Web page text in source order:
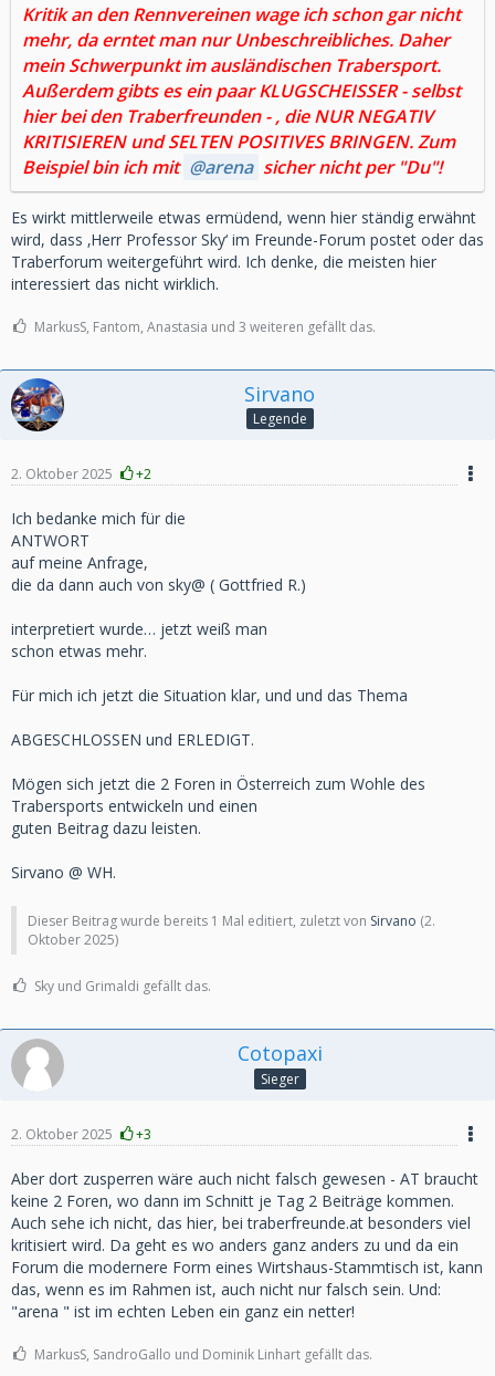
Kritik an den Rennvereinen wage ich schon gar nicht
mehr, da erntet man nur Unbeschreibliches. Daher
mein Schwerpunkt im ausländischen Trabersport.
Außerdem gibts es ein paar KLUGSCHEISSER - selbst
hier bei den Traberfreunden - , die NUR NEGATIV
KRITISIEREN und SELTEN POSITIVES BRINGEN. Zum
Beispiel bin ich mit
arena sicher nicht per "Du"!
Es wirkt mittlerweile etwas ermüdend, wenn hier ständig erwähnt
wird, dass ‚Herr Professor Sky‘ im Freunde-Forum postet oder das
Traberforum weitergeführt wird. Ich denke, die meisten hier
interessiert das nicht wirklich.
MarkusS, Fantom, Anastasia und 3 weiteren gefällt das.
Sirvano
Legende
2. Oktober 2025 +2
Ich bedanke mich für die
ANTWORT
auf meine Anfrage,
die da dann auch von sky@ ( Gottfried R.)
interpretiert wurde… jetzt weiß man
schon etwas mehr.
Für mich ich jetzt die Situation klar, und und das Thema
ABGESCHLOSSEN und ERLEDIGT.
Mögen sich jetzt die 2 Foren in Österreich zum Wohle des
Trabersports entwickeln und einen
guten Beitrag dazu leisten.
Sirvano @ WH.
Dieser Beitrag wurde bereits 1 Mal editiert, zuletzt von Sirvano (2.
Oktober 2025)
Sky und Grimaldi gefällt das.
Cotopaxi
Sieger
2. Oktober 2025 +3
Aber dort zusperren wäre auch nicht falsch gewesen - AT braucht
keine 2 Foren, wo dann im Schnitt je Tag 2 Beiträge kommen.
Auch sehe ich nicht, das hier, bei traberfreunde.at besonders viel
kritisiert wird. Da geht es wo anders ganz anders zu und da ein
Forum die modernere Form eines Wirtshaus-Stammtisch ist, kann
das, wenn es im Rahmen ist, auch nicht nur falsch sein. Und:
"arena " ist im echten Leben ein ganz ein netter!
MarkusS, SandroGallo und Dominik Linhart gefällt das.